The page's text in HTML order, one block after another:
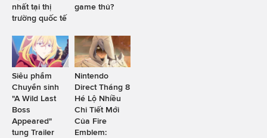
nhất tại thị
trường quốc tế
game thủ?
Siêu phẩm
Chuyển sinh
"A Wild Last
Boss
Appeared"
tung Trailer
Nintendo
Direct Tháng 8
Hé Lộ Nhiều
Chi Tiết Mới
Của Fire
Emblem: